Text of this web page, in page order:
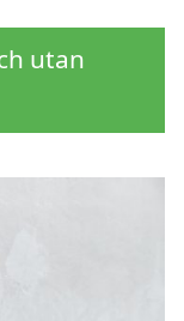
utan